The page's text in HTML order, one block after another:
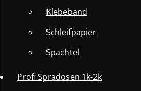
Klebeband
Schleifpapier
Spachtel
Profi Spradosen 1k-2k